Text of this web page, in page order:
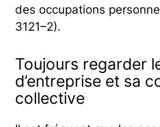
des occupations
3121–2).
Toujours regarder
d’entreprise et sa
collective